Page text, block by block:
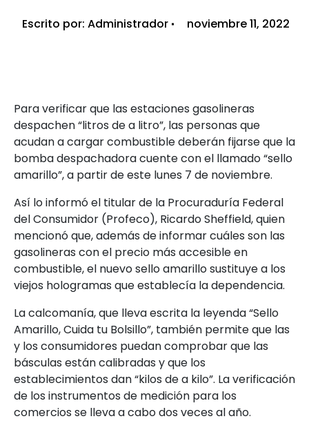
Escrito por: Administrador noviembre 11, 2022
Para verificar que las estaciones gasolineras
despachen “litros de a litro”, las personas que
acudan a cargar combustible deberán fijarse que la
bomba despachadora cuente con el llamado “sello
amarillo”, a partir de este lunes 7 de noviembre.
Así lo informó el titular de la Procuraduría Federal
del Consumidor (Profeco), Ricardo Sheffield, quien
mencionó que, además de informar cuáles son las
gasolineras con el precio más accesible en
combustible, el nuevo sello amarillo sustituye a los
viejos hologramas que establecía la dependencia.
La calcomanía, que lleva escrita la leyenda “Sello
Amarillo, Cuida tu Bolsillo”, también permite que las
y los consumidores puedan comprobar que las
básculas están calibradas y que los
establecimientos dan “kilos de a kilo”. La verificación
de los instrumentos de medición para los
comercios se lleva a cabo dos veces al año.